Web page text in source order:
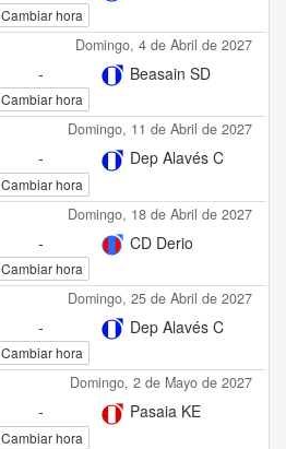
Cambiar hora
Domingo, 4 de Abril de 2027
- Beasain SD
Cambiar hora
Domingo, 11 de Abril de 2027
- Dep Alavés C
Cambiar hora
Domingo, 18 de Abril de 2027
- CD Derio
Cambiar hora
Domingo, 25 de Abril de 2027
- Dep Alavés C
Cambiar hora
Domingo, 2 de Mayo de 2027
- Pasaia KE
Cambiar hora